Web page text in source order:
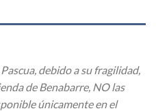
debido a su fragilidad,
de Benabarre, NO las
únicamente en el